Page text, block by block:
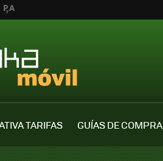
TARIFAS
GUÍAS DE COMPRA